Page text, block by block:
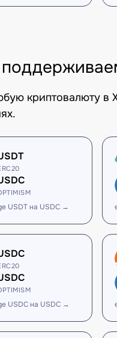
криптовалюту
USDT на USDC →
USDC на USDC →